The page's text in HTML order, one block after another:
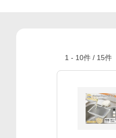
1 - 10件 / 15件